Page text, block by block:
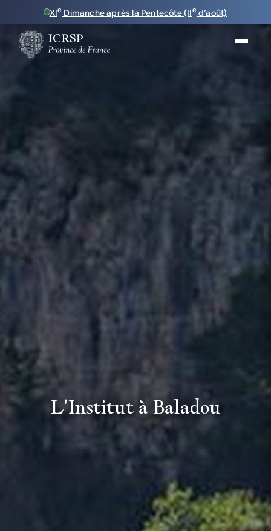
XIeDimanche après la Pentecôte (IIed’août)
L'Institut à Baladou